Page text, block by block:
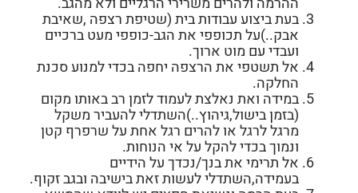
בעת ביצוע עבודות בית (שטיפת רצפה ,שאיבת
אבק..)על תכופפי את הגב-כופפי מעט ברכיים
ועבדי עם מוט ארוך.
אל תשטפי את הרצפה יחפה בכדי למנוע סכנת
החלקה.
במידה ואת נאלצת לעמוד לזמן רב באותו מקום
(בזמן בישול,גיהוץ..)השתדלי להעביר משקל
מרגל לרגל או להרים רגל אחת על שרפרף קטן
ונמוך בכדי להקל על אי הנוחות.
אל תרימי את בנך/נכדך על הידיים
בעמידה,השתדלי לעשות זאת בישיבה ובגב זקוף.